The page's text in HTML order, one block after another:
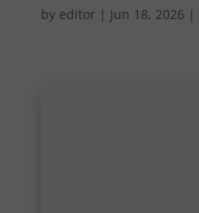
by editor | Jun 18, 2026 |